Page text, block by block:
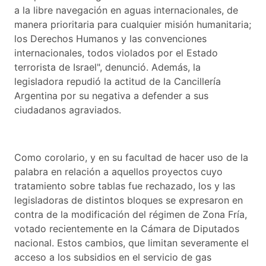
a la libre navegación en aguas internacionales, de
manera prioritaria para cualquier misión humanitaria;
los Derechos Humanos y las convenciones
internacionales, todos violados por el Estado
terrorista de Israel", denunció. Además, la
legisladora repudió la actitud de la Cancillería
Argentina por su negativa a defender a sus
ciudadanos agraviados.
Como corolario, y en su facultad de hacer uso de la
palabra en relación a aquellos proyectos cuyo
tratamiento sobre tablas fue rechazado, los y las
legisladoras de distintos bloques se expresaron en
contra de la modificación del régimen de Zona Fría,
votado recientemente en la Cámara de Diputados
nacional. Estos cambios, que limitan severamente el
acceso a los subsidios en el servicio de gas